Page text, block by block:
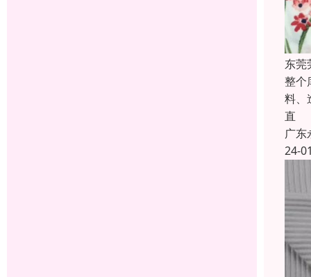
东莞
整个
料、
直
广东
24-